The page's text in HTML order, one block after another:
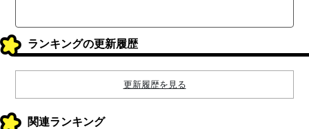
ランキングの更新履歴
更新履歴を見る
関連ランキング